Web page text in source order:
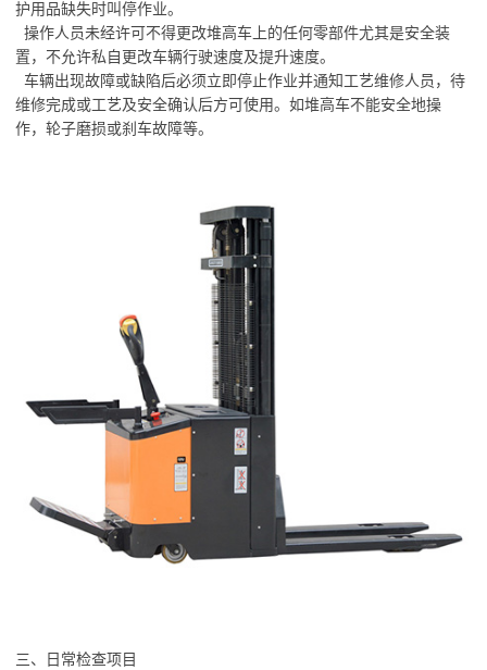
护用品缺失时叫停作业。
操作人员未经许可不得更改堆高车上的任何零部件尤其是安全装
置，不允许私自更改车辆行驶速度及提升速度。
车辆出现故障或缺陷后必须立即停止作业并通知工艺维修人员，待
维修完成或工艺及安全确认后方可使用。如堆高车不能安全地操
作，轮子磨损或刹车故障等。
三、日常检查项目